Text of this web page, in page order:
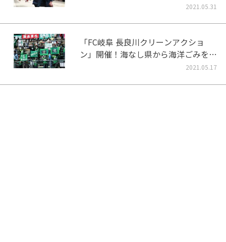
2021.05.31
「FC岐阜 長良川クリーンアクショ
ン」開催！海なし県から海洋ごみをな
2021.05.17